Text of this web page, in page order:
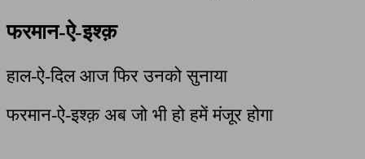
फरमान-ऐ-इश्क़
हाल-ऐ-दिल आज फिर उनको सुनाया
फरमान-ऐ-इश्क़ अब जो भी हो हमें मंजूर होगा